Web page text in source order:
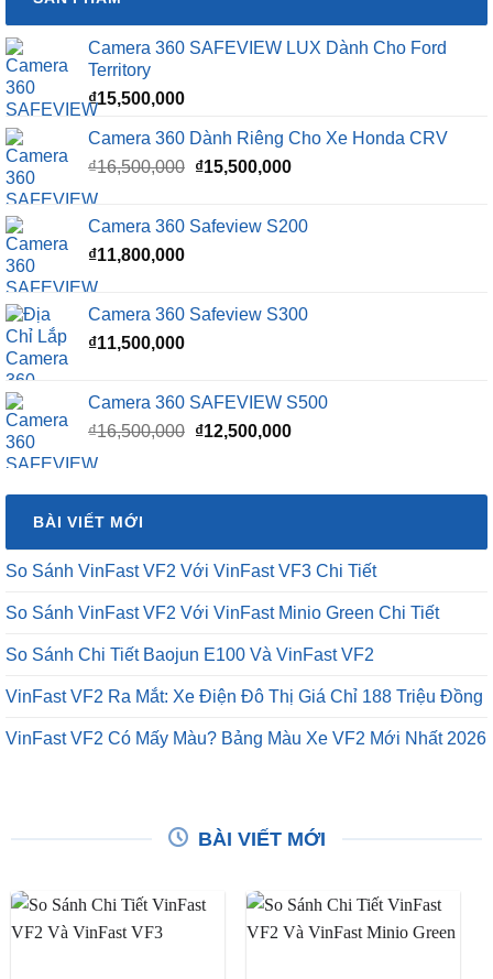
Camera 360 SAFEVIEW LUX Dành Cho Ford
Territory
₫15,500,000
Camera 360 Dành Riêng Cho Xe Honda CRV
₫16,500,000 Giá
₫16,500,000.
₫15,500,000Giá
là:
Camera 360 Safeview S200
₫11,800,000
Camera 360 Safeview S300
₫11,500,000
Camera 360 SAFEVIEW S500
₫16,500,000 Giá
₫16,500,000.
₫12,500,000Giá
là:
BÀI VIẾT MỚI
So Sánh VinFast VF2 Với VinFast VF3 Chi Tiết
So Sánh VinFast VF2 Với VinFast Minio Green Chi Tiết
So Sánh Chi Tiết Baojun E100 Và VinFast VF2
VinFast VF2 Ra Mắt: Xe Điện Đô Thị Giá Chỉ 188 Triệu Đồng
VinFast VF2 Có Mấy Màu? Bảng Màu Xe VF2 Mới Nhất 2026
BÀI VIẾT MỚI